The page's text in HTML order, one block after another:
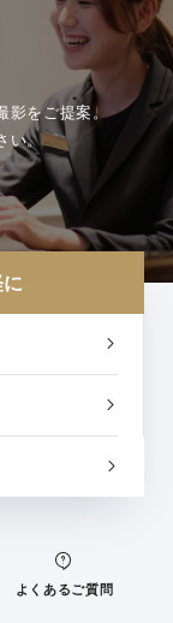
影をご提案。
い。
よくあるご質問